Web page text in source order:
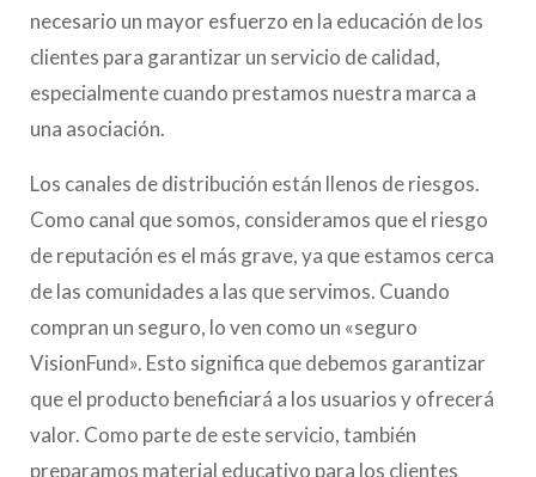
necesario un mayor esfuerzo en la educación de los
clientes para garantizar un servicio de calidad,
especialmente cuando prestamos nuestra marca a
una asociación.
Los canales de distribución están llenos de riesgos.
Como canal que somos, consideramos que el riesgo
de reputación es el más grave, ya que estamos cerca
de las comunidades a las que servimos. Cuando
compran un seguro, lo ven como un «seguro
VisionFund». Esto significa que debemos garantizar
que el producto beneficiará a los usuarios y ofrecerá
valor. Como parte de este servicio, también
preparamos material educativo para los clientes